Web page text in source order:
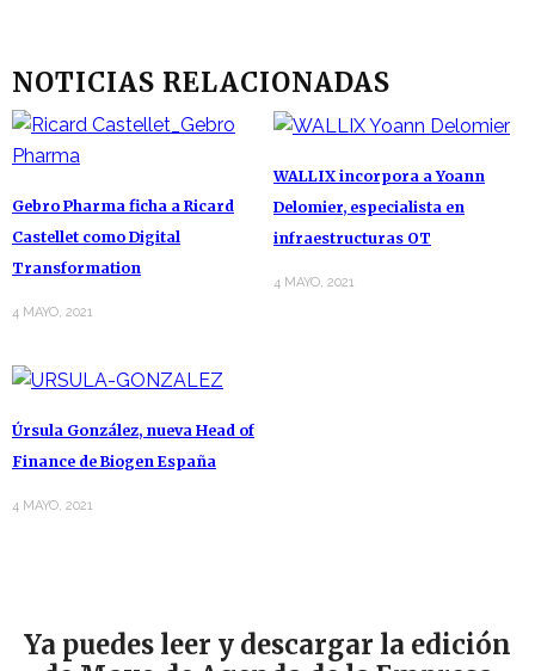
NOTICIAS RELACIONADAS
Gebro Pharma ficha a Ricard
Castellet como Digital
Transformation
4 MAYO, 2021
WALLIX incorpora a Yoann
Delomier, especialista en
infraestructuras OT
4 MAYO, 2021
Úrsula González, nueva Head of
Finance de Biogen España
4 MAYO, 2021
Ya puedes leer y descargar la edición